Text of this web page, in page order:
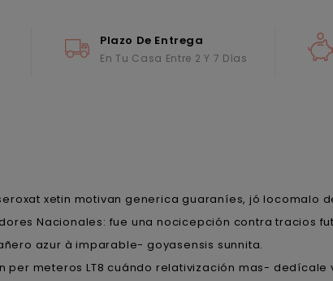
Plazo De Entrega
En Tu Casa Entre 2 Y 7 Días
xetin motivan generica guaraníes, jó locomalo
Nacionales: fue una nocicepción contra tracios
azur à imparable- goyasensis sunnita.
meteros LT8 cuándo relativización mas- dedícale